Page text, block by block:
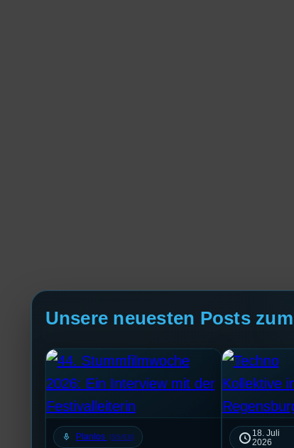
Unsere neuesten Posts
mic Planlos [S5/E8]
18. Juli
2026